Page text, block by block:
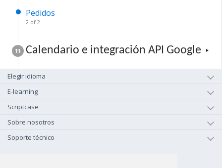
Pedidos
2 of 2
11 Calendario e integración API Google
Elegir idioma
E-learning
Scriptcase
Sobre nosotros
Soporte técnico